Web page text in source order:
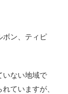
ン、ティピ
いない地域で
ていますが、